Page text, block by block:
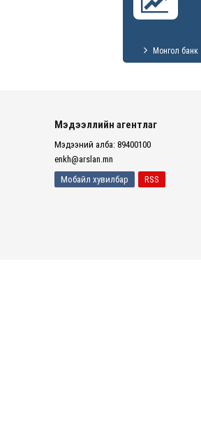
Монгол банк
Мэдээллийн агентлаг
Мэдээний алба: 89400100
enkh@arslan.mn
Мобайл хувилбар
RSS